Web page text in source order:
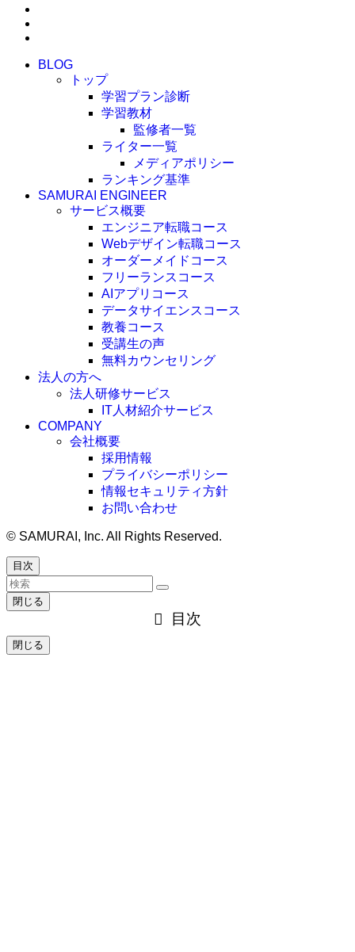
BLOG
トップ
学習プラン診断
学習教材
監修者一覧
ライター一覧
メディアポリシー
ランキング基準
SAMURAI ENGINEER
サービス概要
エンジニア転職コース
Webデザイン転職コース
オーダーメイドコース
フリーランスコース
AIアプリコース
データサイエンスコース
教養コース
受講生の声
無料カウンセリング
法人の方へ
法人研修サービス
IT人材紹介サービス
COMPANY
会社概要
採用情報
プライバシーポリシー
情報セキュリティ方針
お問い合わせ
© SAMURAI, Inc. All Rights Reserved.
目次
閉じる
目次
閉じる